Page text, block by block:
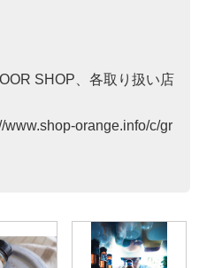
SHOP、各取り扱い店
orange.info/c/gr